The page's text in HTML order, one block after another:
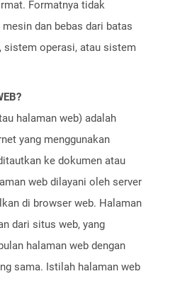
Formatnya tidak
mesin dan bebas dari batas
sistem operasi, atau sistem
halaman web) adalah
yang menggunakan
ke dokumen atau
web dilayani oleh server
di browser web. Halaman
dari situs web, yang
halaman web dengan
sama. Istilah halaman web